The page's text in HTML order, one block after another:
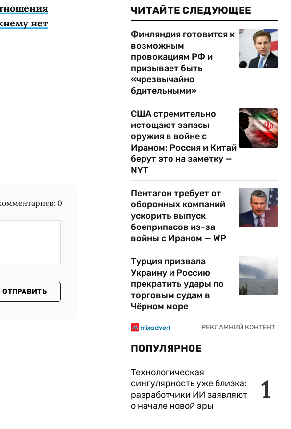
нет
0
ОТПРАВИТЬ
ЧИТАЙТЕ СЛЕДУЮЩЕЕ
Финляндия готовится к
возможным
провокациям РФ и
призывает быть
«чрезвычайно
бдительными»
США стремительно
истощают запасы
оружия в войне с
Ираном: Россия и Китай
берут это на заметку —
NYT
Пентагон требует от
оборонных компаний
ускорить выпуск
боеприпасов из-за
войны с Ираном — WP
Турция призвала
Украину и Россию
прекратить удары по
торговым судам в
Чёрном море
ПОПУЛЯРНОЕ
1
Технологическая
сингулярность уже близка:
разработчики ИИ заявляют
о начале новой эры